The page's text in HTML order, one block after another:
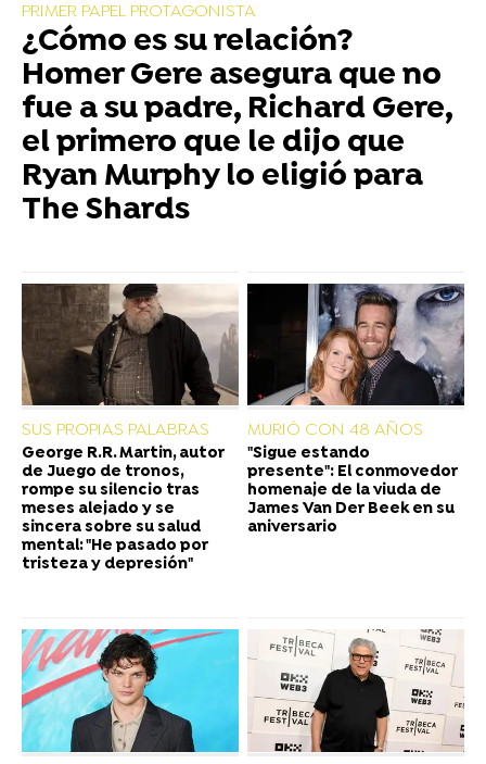
PRIMER PAPEL PROTAGONISTA
¿Cómo es su relación?
Homer Gere asegura que no
fue a su padre, Richard Gere,
el primero que le dijo que
Ryan Murphy lo eligió para
The Shards
SUS PROPIAS PALABRAS
George R.R. Martin, autor
de Juego de tronos,
rompe su silencio tras
meses alejado y se
sincera sobre su salud
mental: "He pasado por
tristeza y depresión"
MURIÓ CON 48 AÑOS
"Sigue estando
presente": El conmovedor
homenaje de la viuda de
James Van Der Beek en su
aniversario